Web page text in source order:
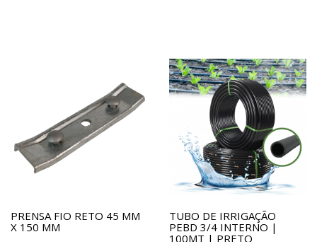
PRENSA FIO RETO 45 MM
X 150 MM
TUBO DE IRRIGAÇÃO
PEBD 3/4 INTERNO |
100MT | PRETO